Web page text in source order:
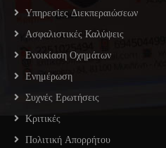
Υπηρεσίες Διεκπεραιώσεων
Ασφαλιστικές Καλύψεις
Ενοικίαση Οχημάτων
Ενημέρωση
Συχνές Ερωτήσεις
Κριτικές
Πολιτική Απορρήτου